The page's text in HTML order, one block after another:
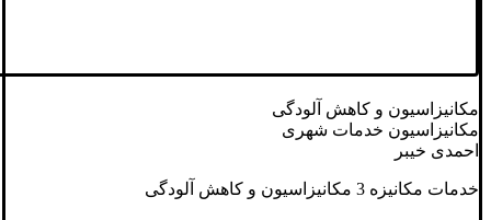
مکانیزاسیون و کاهش آلودگی
مکانیزاسیون خدمات شهری
احمدی خیبر
خدمات مکانیزه 3 مکانیزاسیون و کاهش آلودگی